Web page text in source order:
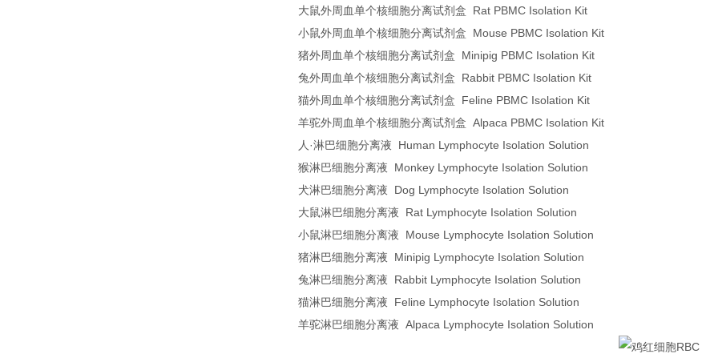
大鼠外周血单个核细胞分离试剂盒 Rat PBMC Isolation Kit
小鼠外周血单个核细胞分离试剂盒 Mouse PBMC Isolation Kit
猪外周血单个核细胞分离试剂盒 Minipig PBMC Isolation Kit
兔外周血单个核细胞分离试剂盒 Rabbit PBMC Isolation Kit
猫外周血单个核细胞分离试剂盒 Feline PBMC Isolation Kit
羊驼外周血单个核细胞分离试剂盒 Alpaca PBMC Isolation Kit
人·淋巴细胞分离液 Human Lymphocyte Isolation Solution
猴淋巴细胞分离液 Monkey Lymphocyte Isolation Solution
犬淋巴细胞分离液 Dog Lymphocyte Isolation Solution
大鼠淋巴细胞分离液 Rat Lymphocyte Isolation Solution
小鼠淋巴细胞分离液 Mouse Lymphocyte Isolation Solution
猪淋巴细胞分离液 Minipig Lymphocyte Isolation Solution
兔淋巴细胞分离液 Rabbit Lymphocyte Isolation Solution
猫淋巴细胞分离液 Feline Lymphocyte Isolation Solution
羊驼淋巴细胞分离液 Alpaca Lymphocyte Isolation Solution